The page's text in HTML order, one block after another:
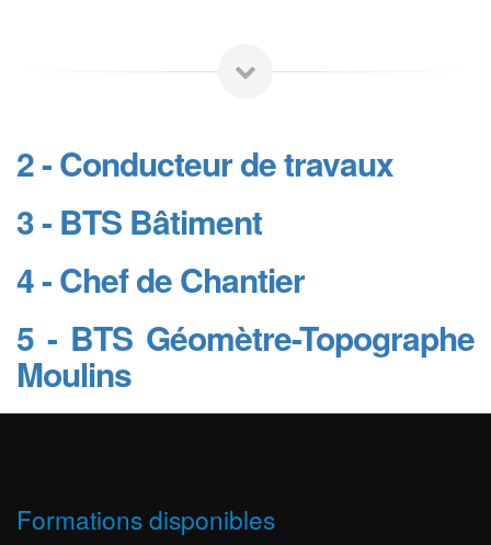
2 - Conducteur de travaux
3 - BTS Bâtiment
4 - Chef de Chantier
5 - BTS Géomètre-Topographe
Moulins
Formations disponibles